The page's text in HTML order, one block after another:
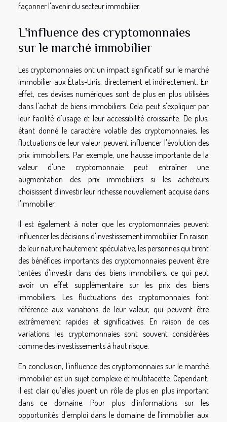
façonner l'avenir du secteur immobilier.
L'influence des cryptomonnaies
sur le marché immobilier
Les cryptomonnaies ont un impact significatif sur le marché
immobilier aux États-Unis, directement et indirectement. En
effet, ces devises numériques sont de plus en plus utilisées
dans l'achat de biens immobiliers. Cela peut s'expliquer par
leur facilité d'usage et leur accessibilité croissante. De plus,
étant donné le caractère volatile des cryptomonnaies, les
fluctuations de leur valeur peuvent influencer l'évolution des
prix immobiliers. Par exemple, une hausse importante de la
valeur d'une cryptomonnaie peut entraîner une
augmentation des prix immobiliers si les acheteurs
choisissent d'investir leur richesse nouvellement acquise dans
l'immobilier.
Il est également à noter que les cryptomonnaies peuvent
influencer les décisions d'investissement immobilier. En raison
de leur nature hautement spéculative, les personnes qui tirent
des bénéfices importants des cryptomonnaies peuvent être
tentées d'investir dans des biens immobiliers, ce qui peut
avoir un effet supplémentaire sur les prix des biens
immobiliers. Les fluctuations des cryptomonnaies font
référence aux variations de leur valeur, qui peuvent être
extrêmement rapides et significatives. En raison de ces
variations, les cryptomonnaies sont souvent considérées
comme des investissements à haut risque.
En conclusion, l'influence des cryptomonnaies sur le marché
immobilier est un sujet complexe et multifacette. Cependant,
il est clair qu'elles jouent un rôle de plus en plus important
dans ce domaine. Pour plus d'informations sur les
opportunités d'emploi dans le domaine de l'immobilier aux